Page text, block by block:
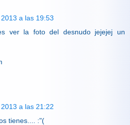
a las 19:53
ver la foto del desnudo jejejej un
a las 21:22
tienes.... :"(